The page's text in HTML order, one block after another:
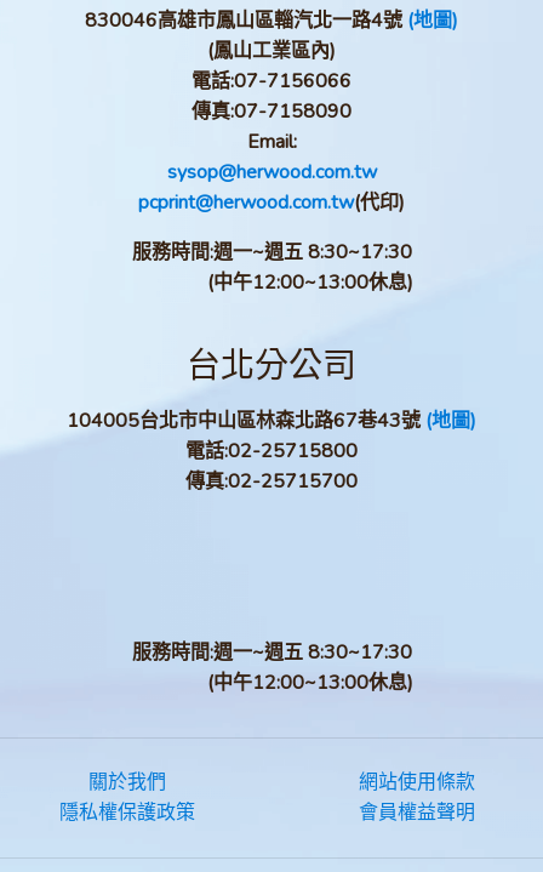
830046高雄市鳳山區輜汽北一路4號(地圖)
(鳳山工業區內)
電話:07-7156066
傳真:07-7158090
Email:
sysop@herwood.com.tw
pcprint@herwood.com.tw(代印)
服務時間:週一~週五 8:30~17:30
(中午12:00~13:00休息)
台北分公司
104005台北市中山區林森北路67巷43號(地圖)
電話:02-25715800
傳真:02-25715700
服務時間:週一~週五 8:30~17:30
(中午12:00~13:00休息)
關於我們
網站使用條款
隱私權保護政策
會員權益聲明